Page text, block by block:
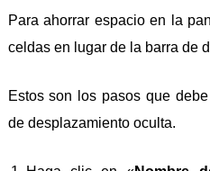
Para ahorrar espacio en la
celdas en lugar de la barra de
Estos son los pasos que
de desplazamiento oculta.